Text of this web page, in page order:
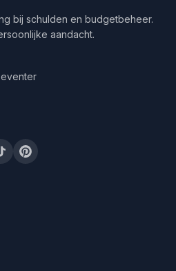
bij schulden en budgetbeheer.
aandacht.